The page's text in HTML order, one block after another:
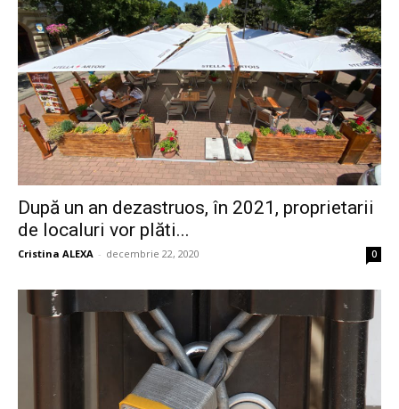
După un an dezastruos, în 2021, proprietarii
de localuri vor plăti...
Cristina ALEXA - decembrie 22, 2020 0